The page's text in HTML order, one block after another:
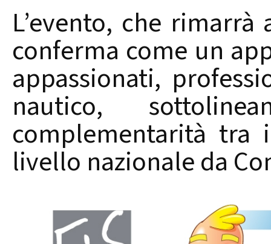
L’evento, che
conferma come un
appassionati,
nautico,
complementarità tra
livello nazionale da